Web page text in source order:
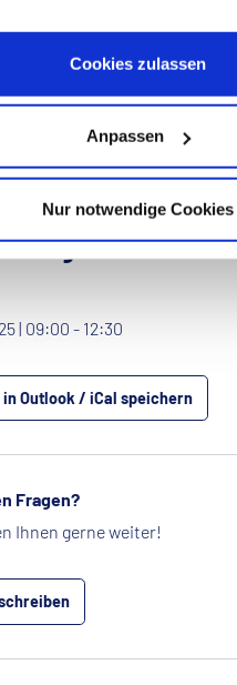
zu Cookies finden Sie in
.
Cookies zulassen
Anpassen
Nur notwendige Cookies
forms.office.com/Pages/
im
| 09:00 - 12:30
in Outlook / iCal speichern
Fragen?
Ihnen gerne weiter!